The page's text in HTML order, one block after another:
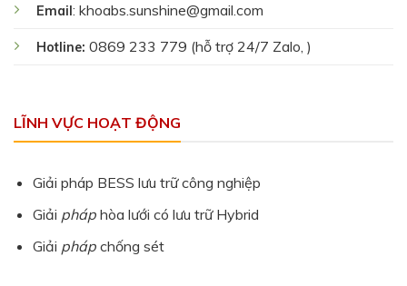
Email: khoabs.sunshine@gmail.com
Hotline: 0869 233 779 (hỗ trợ 24/7 Zalo, )
LĨNH VỰC HOẠT ĐỘNG
Giải pháp BESS lưu trữ công nghiệp
Giải pháp hòa lưới có lưu trữ Hybrid
Giải pháp chống sét